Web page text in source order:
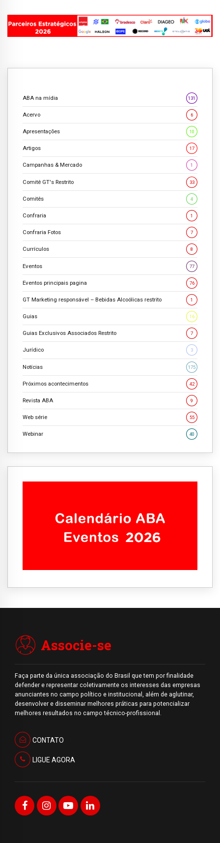
ABA na mídia 131
Acervo 6
Apresentações 10
Artigos 17
Campanhas & Mercado 1
Comitê GT's Restrito 33
Comitês 4
Confraria 1
Confraria Fotos 7
Currículos 8
Eventos 77
Eventos principais pagina 76
GT Marketing responsável – Bebidas Alcoólicas restrito 1
Guias 16
Guias Exclusivos Associados Restrito 7
Jurídico 3
Notícias 175
Próximos acontecimentos 42
Revista ABA 9
Web série 55
Webinar 40
Associe-se
Faça parte da única associação do Brasil que tem por finalidade
defender e representar coletivamente os interesses das empresas
anunciantes no campo político e institucional, além de aglutinar,
desenvolver e disseminar melhores práticas para potencializar
melhores resultados no campo técnico-profissional.
CONTATO
LIGUE AGORA